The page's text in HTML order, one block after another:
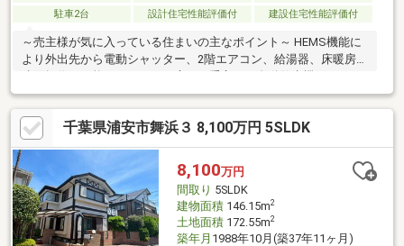
駐車2台
設計住宅性能評価付 建設住宅性能評価付
～売主様が気に入っている住まいの主なポイント～ HEMS機能に
より外出先から電動シャッター、2階エアコン、給湯器、床暖房の
用お湯シャワー付きでペットを飼われる方にもおすすめです（オ
ーナー様はペット・喫煙者・子供は居なかったとの事）。植樹は
毎年専門業者による剪定・高圧洗浄・窓拭きを実施され、住まい
は常に清潔に保たれていて景観を整えてこられました。全室天井
まである特製の扉を採用し、お部屋がより高く見える開放感とス
タイリッシュを兼ね備えています。〇【お問い合わせ】をclick!!→
千葉県浦安市舞浜３ 8,100万円 5SLDK
8,100万円
間取り 5SLDK
建物面積146.15m2
土地面積172.55m2
築年月 1988年10月(築37年11ヶ月)